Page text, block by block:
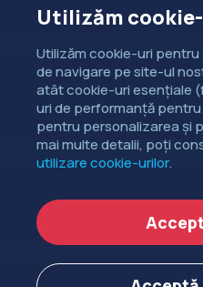
Dorești să
departamentul
Copyright ©
Politica de cookie-uri
Utilizăm
Utilizăm cookie-uri
de navigare pe site-ul
atât cookie-uri esențiale
uri de performanță
pentru personalizarea și
mai multe detalii, poți
utilizare cookie-urilor.